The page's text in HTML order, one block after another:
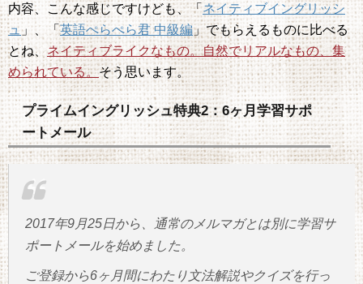
内容、こんな感じですけども、「ネイティブイングリッシ
ュ」、「英語ぺらぺら君 中級編」でもらえるものに比べる
とね、ネイティブライクなもの。自然でリアルなもの、集
められている。そう思います。
プライムイングリッシュ特典2：6ヶ月学習サポ
ートメール
2017年9月25日から、通常のメルマガとは別に学習サ
ポートメールを始めました。
ご登録から6ヶ月間にわたり文法解説やクイズを行っ